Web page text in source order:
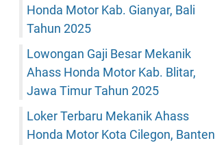
Honda Motor Kab. Gianyar, Bali
Tahun 2025
Lowongan Gaji Besar Mekanik
Ahass Honda Motor Kab. Blitar,
Jawa Timur Tahun 2025
Loker Terbaru Mekanik Ahass
Honda Motor Kota Cilegon, Banten